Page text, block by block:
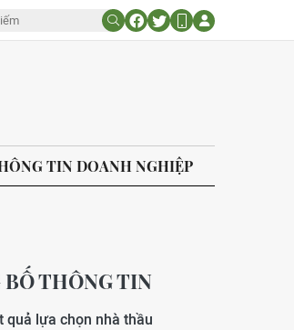
TIN DOANH NGHIỆP
BỐ THÔNG TIN
quả lựa chọn nhà thầu